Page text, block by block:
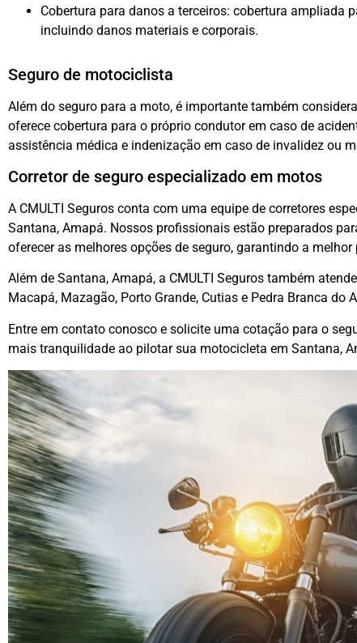
Cobertura para danos a terceiros: cobertura ampliada
incluindo danos materiais e corporais.
Seguro de motociclista
Além do seguro para a moto, é importante também
oferece cobertura para o próprio condutor em caso de
assistência médica e indenização em caso de invalidez ou
Corretor de seguro especializado em motos
A CMULTI Seguros conta com uma equipe de corretores
Santana, Amapá. Nossos profissionais estão preparados
oferecer as melhores opções de seguro, garantindo a
Além de Santana, Amapá, a CMULTI Seguros também
Macapá, Mazagão, Porto Grande, Cutias e Pedra Branca do
Entre em contato conosco e solicite uma cotação para o
mais tranquilidade ao pilotar sua motocicleta em Santana,